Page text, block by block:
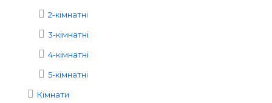
2-кімнатні
3-кімнатні
4-кімнатні
5-кімнатні
Кімнати